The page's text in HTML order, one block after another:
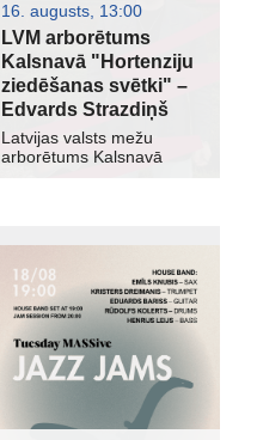
16. augusts, 13:00
LVM arborētums
Kalsnavā "Hortenziju
ziedēšanas svētki" –
Edvards Strazdiņš
Latvijas valsts mežu
arborētums Kalsnavā